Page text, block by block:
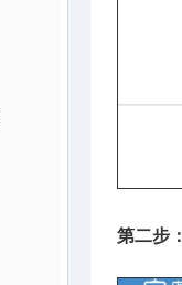
第二步：